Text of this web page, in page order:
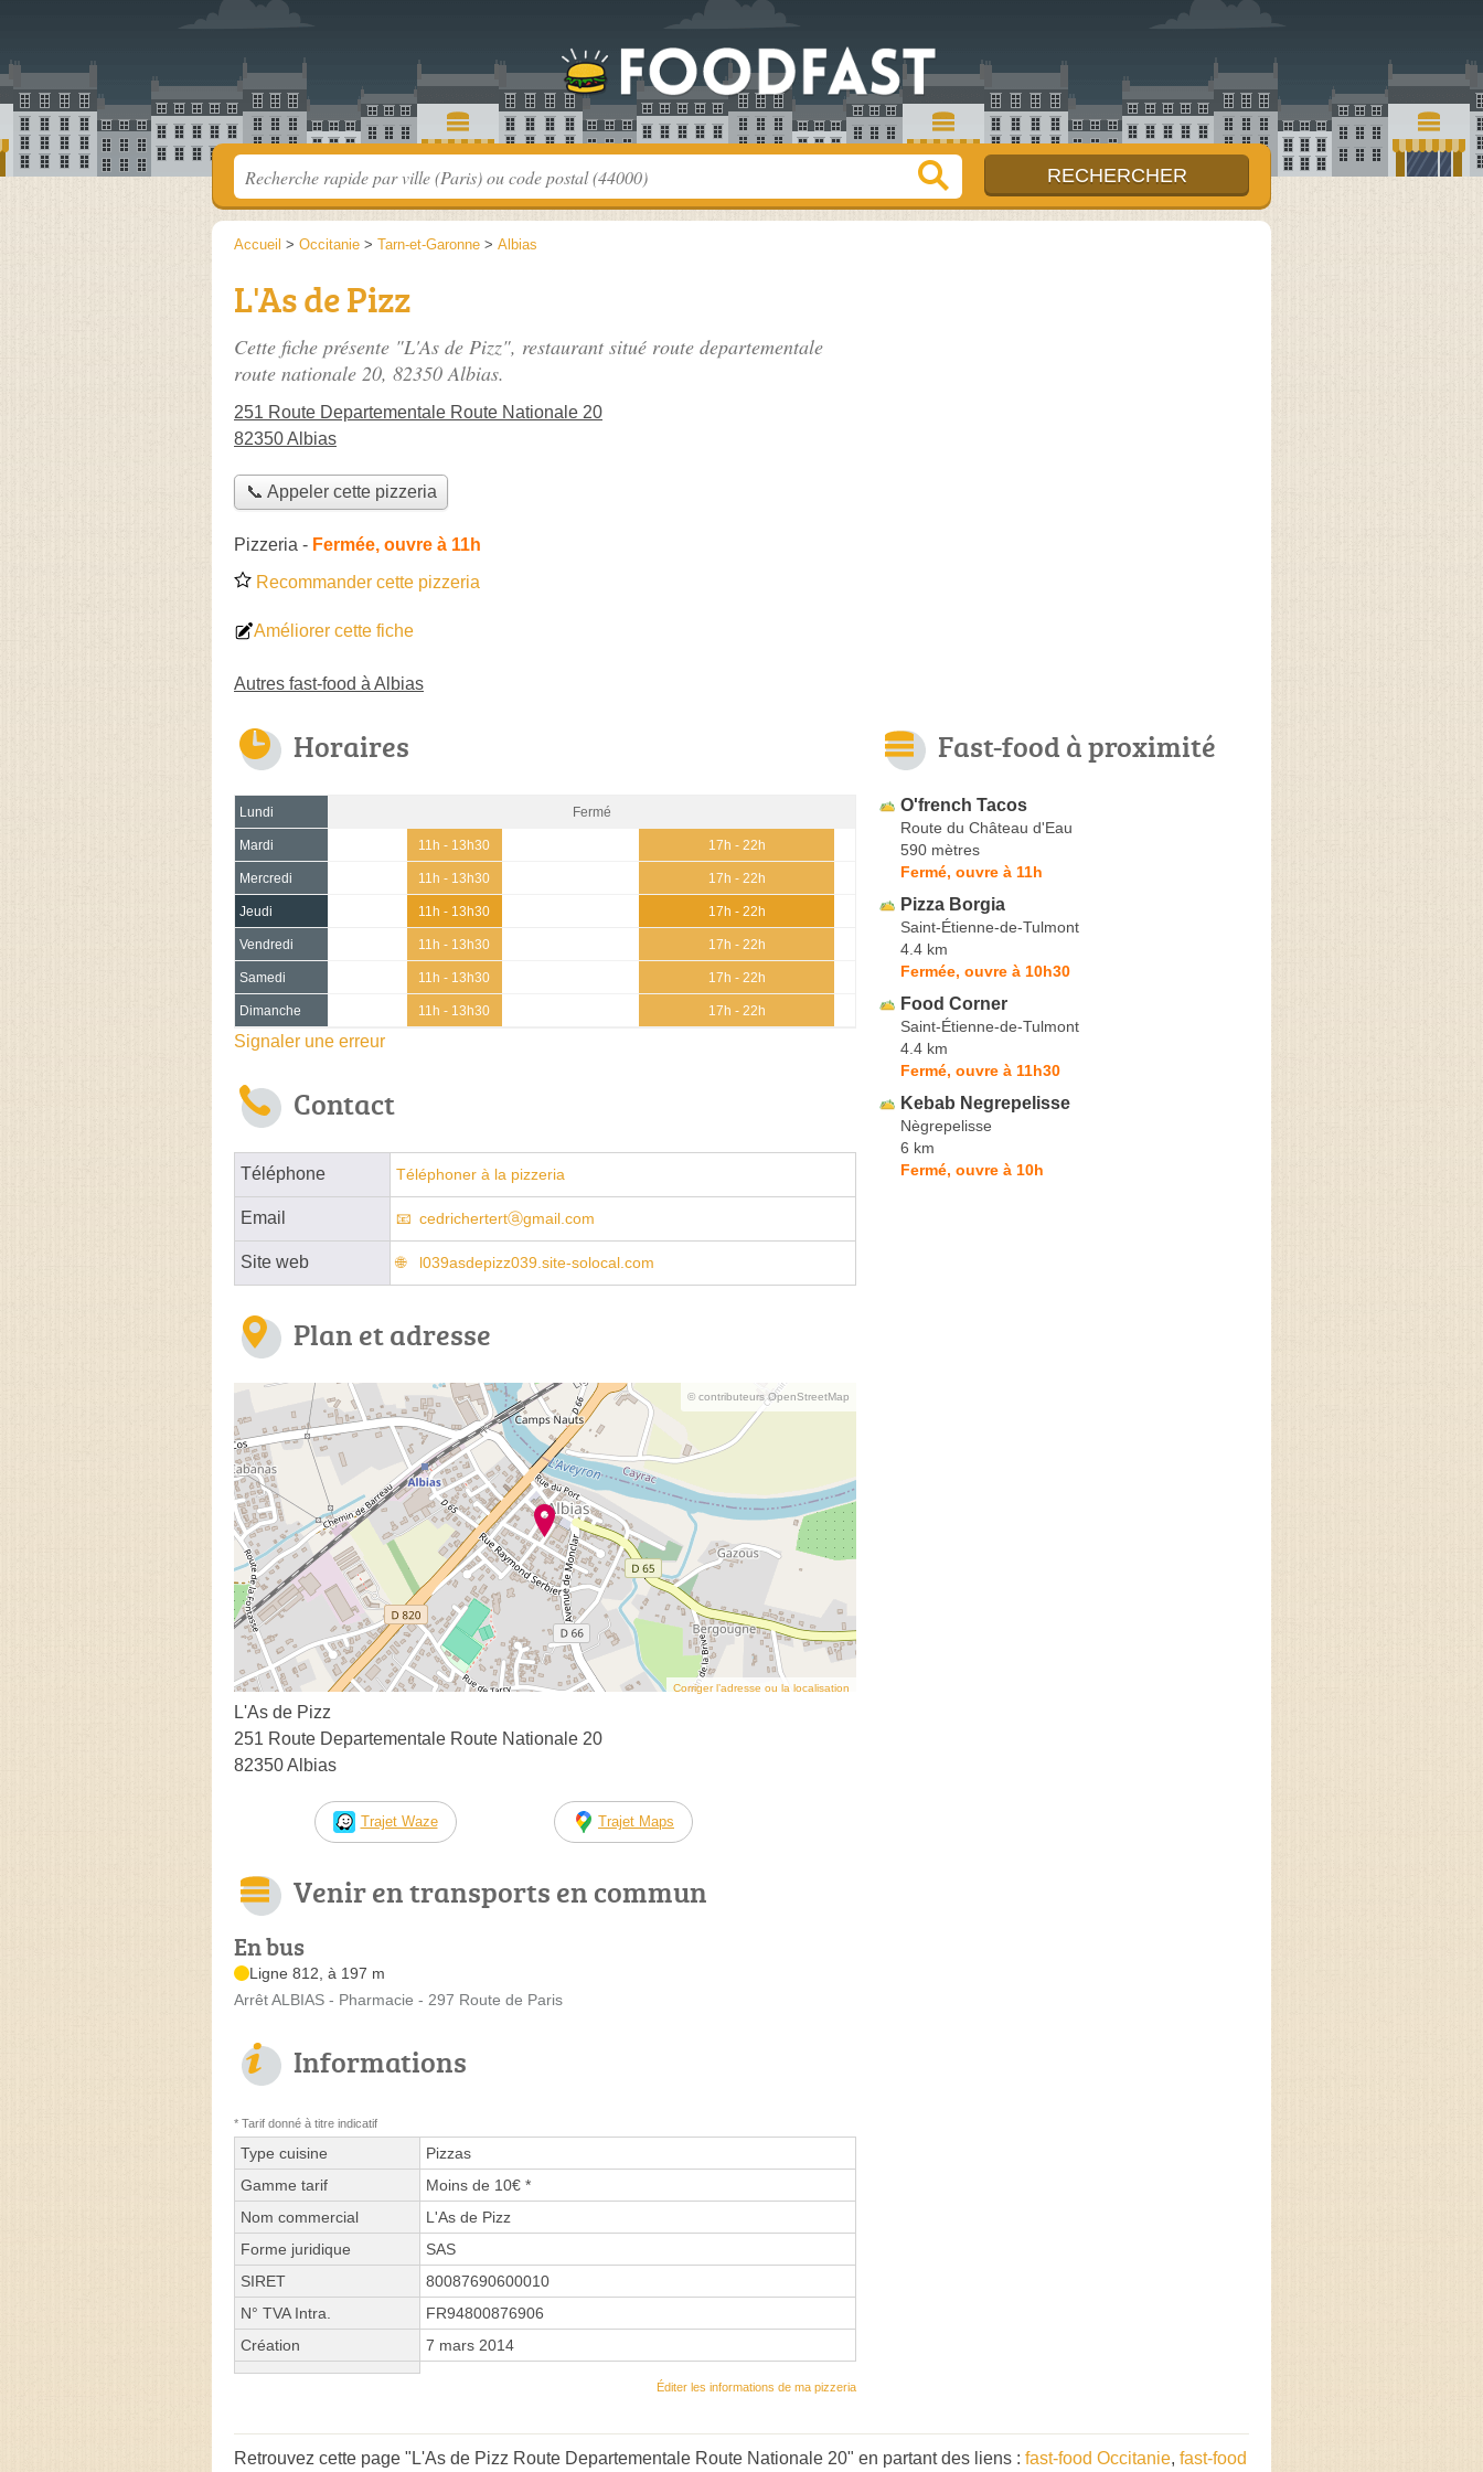
Accueil > Occitanie > Tarn-et-Garonne > Albias
L'As de Pizz
Cette fiche présente "L'As de Pizz", restaurant situé route departementale
route nationale 20, 82350 Albias.
251 Route Departementale Route Nationale 20
82350 Albias
📞 Appeler cette pizzeria
Pizzeria - Fermée, ouvre à 11h
Recommander cette pizzeria
Améliorer cette fiche
Autres fast-food à Albias
Horaires
Lundi Fermé
Mardi 11h - 13h30 17h - 22h
Mercredi 11h - 13h30 17h - 22h
Jeudi 11h - 13h30 17h - 22h
Vendredi 11h - 13h30 17h - 22h
Samedi 11h - 13h30 17h - 22h
Dimanche 11h - 13h30 17h - 22h
Signaler une erreur
Contact
Téléphone Téléphoner à la pizzeria
Email cedrichertertⓐgmail.com
Site web l039asdepizz039.site-solocal.com
Plan et adresse
© contributeurs OpenStreetMap
Corriger l’adresse ou la localisation
L'As de Pizz
251 Route Departementale Route Nationale 20
82350 Albias
Trajet Waze Trajet Maps
Venir en transports en commun
En bus
Ligne 812, à 197 m
Arrêt ALBIAS - Pharmacie - 297 Route de Paris
Informations
* Tarif donné à titre indicatif
Type cuisine
Pizzas
Gamme tarif
Moins de 10€ *
Nom commercial
L'As de Pizz
Forme juridique
SAS
SIRET
80087690600010
N° TVA Intra.
FR94800876906
Création
7 mars 2014
Éditer les informations de ma pizzeria
Fast-food à proximité
O'french Tacos
Route du Château d'Eau
590 mètres
Fermé, ouvre à 11h
Pizza Borgia
Saint-Étienne-de-Tulmont
4.4 km
Fermée, ouvre à 10h30
Food Corner
Saint-Étienne-de-Tulmont
4.4 km
Fermé, ouvre à 11h30
Kebab Negrepelisse
Nègrepelisse
6 km
Fermé, ouvre à 10h
Retrouvez cette page "L'As de Pizz Route Departementale Route Nationale 20" en partant des liens : fast-food Occitanie, fast-food